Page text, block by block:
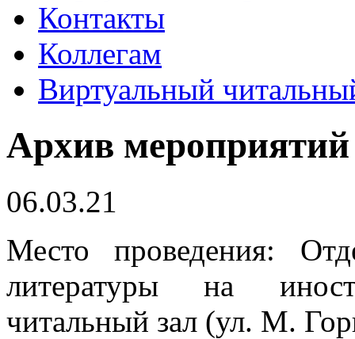
Контакты
Коллегам
Виртуальный
Архив мероприятий
06.03.21
Место проведения:
литературы на
читальный зал (ул. М.